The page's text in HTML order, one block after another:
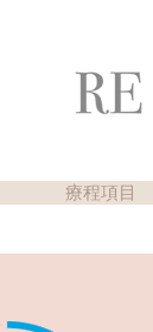
療程項目